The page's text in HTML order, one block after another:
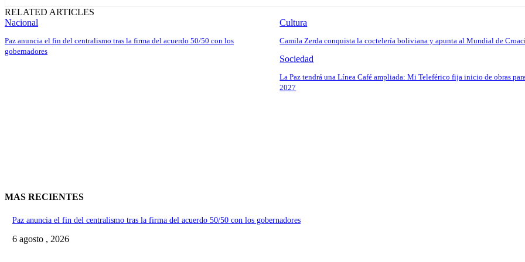
RELATED ARTICLES
Nacional
Paz anuncia el fin del centralismo tras la firma del acuerdo 50/50 con los
gobernadores
Cultura
Camila Zerda conquista la coctelería boliviana y apunta al Mundial de
Sociedad
La Paz tendrá una Línea Café ampliada: Mi Teleférico fija inicio de obras
2027
MAS RECIENTES
Paz anuncia el fin del centralismo tras la firma del acuerdo 50/50 con los gobernadores
6 agosto , 2026